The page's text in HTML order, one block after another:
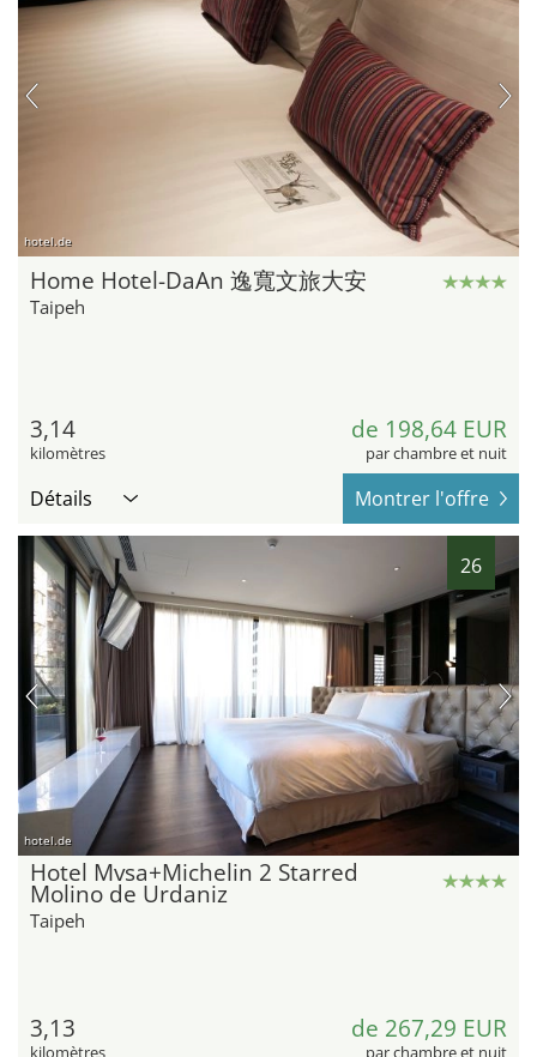
hotel.de
Home Hotel-DaAn 逸寬文旅大安
Taipeh
3,14
kilomètres
de 198,64 EUR
par chambre et nuit
Détails Montrer l'offre
26
hotel.de
Hotel Mvsa+Michelin 2 Starred
Molino de Urdaniz
Taipeh
3,13 de 267,29 EUR